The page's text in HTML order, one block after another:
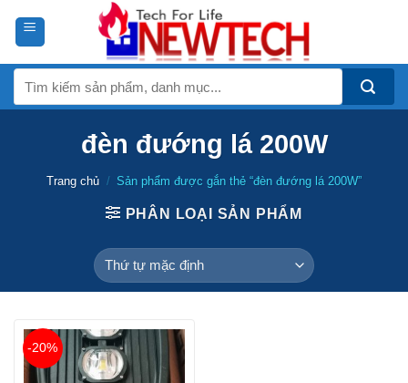
kiếm:
đèn đướng lá 200W
Trang chủ / Sản phẩm được gắn thẻ “đèn đướng lá 200W”
PHÂN LOẠI SẢN PHẨM
-20%